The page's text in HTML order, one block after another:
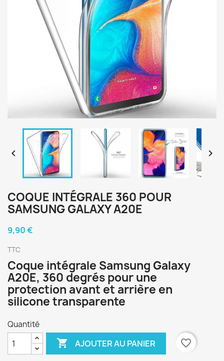
 
COQUE INTÉGRALE 360 POUR
SAMSUNG GALAXY A20E
9,90 €
TTC
Coque intégrale Samsung Galaxy
A20E, 360 degrés pour une
protection avant et arrière en
silicone transparente
Quantité
 AJOUTER AU PANIER favorite_border